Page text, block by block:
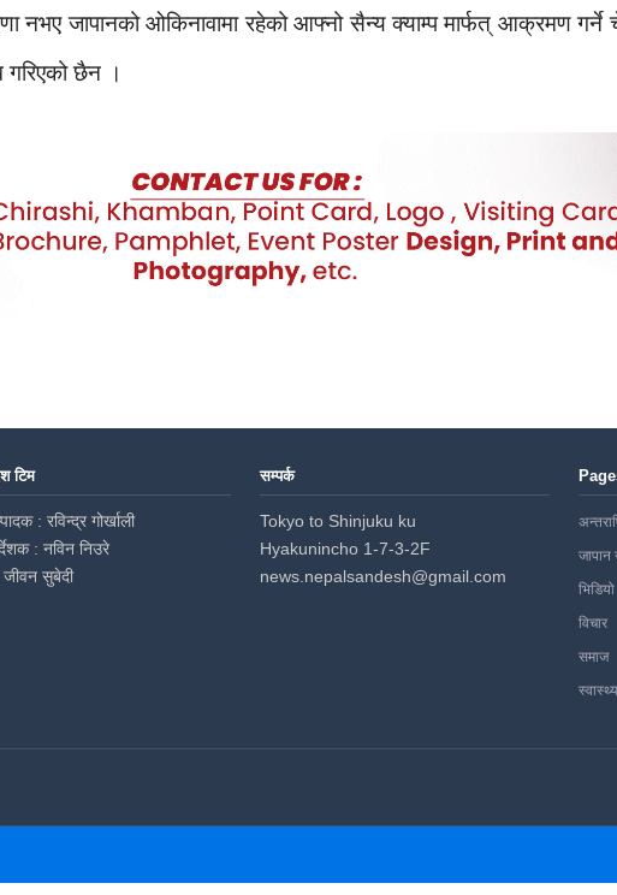
नभए जापानको ओकिनावामा रहेको आफ्नो सैन्य क्याम्प मार्फत् आक्रमण गर्ने
छैन ।
टिम
: रविन्द्र गोर्खाली
: नविन निउरे
सुबेदी
सम्पर्क
Tokyo to Shinjuku ku
Hyakunincho 1-7-3-2F
news.nepalsandesh@gmail.com
जापान
भिडियो
विचार
समाज
स्वास्थ्य